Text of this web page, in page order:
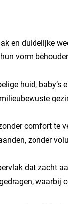
en duidelijke
vorm
huid, baby’s
comfort te
zonder
dat zacht
waarbij